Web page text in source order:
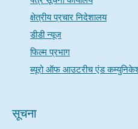
क्षेत्रीय प्रचार निदेशालय
डीडी न्यूज
फिल्म प्रभाग
ब्यूरो ऑफ आउटरीच एंड
सूचना